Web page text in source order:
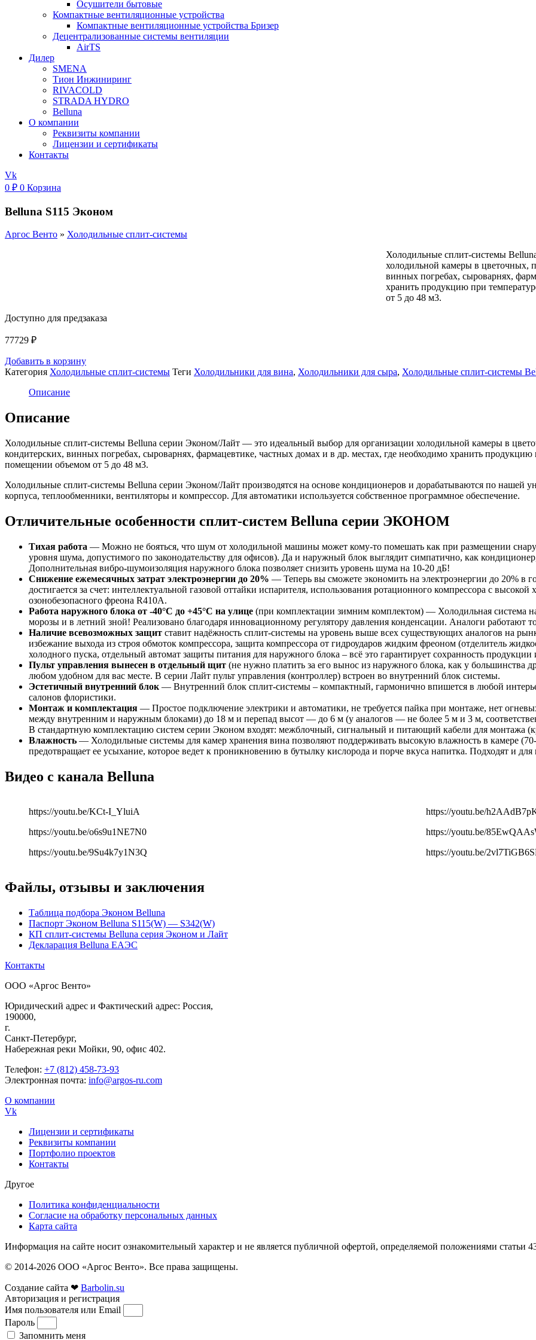
Осушители бытовые
Компактные вентиляционные устройства
Компактные вентиляционные устройства Бризер
Децентрализованные системы вентиляции
AirTS
Дилер
SMENA
Тион Инжиниринг
RIVACOLD
STRADA HYDRO
Belluna
О компании
Реквизиты компании
Лицензии и сертификаты
Контакты
Vk
0 ₽ 0 Корзина
Belluna S115 Эконом
Аргос Венто » Холодильные сплит-системы
Холодильные сплит-системы
холодильной камеры в цветочных,
винных погребах, сыроварнях,
хранить продукцию при
от 5 до 48 м3.
Доступно для предзаказа
77729 ₽
Добавить в корзину
Категория Холодильные сплит-системы Теги Холодильники для вина, Холодильники для сыра, Холодильные сплит-системы
Описание
Описание
Холодильные сплит-системы Belluna серии Эконом/Лайт — это идеальный выбор для организации холодильной камеры в
кондитерских, винных погребах, сыроварнях, фармацевтике, частных домах и в др. местах, где необходимо хранить
помещении объемом от 5 до 48 м3.
Холодильные сплит-системы Belluna серии Эконом/Лайт производятся на основе кондиционеров и дорабатываются по нашей
корпуса, теплообменники, вентиляторы и компрессор. Для автоматики используется собственное программное обеспечение.
Отличительные особенности сплит-систем Belluna серии ЭКОНОМ
Тихая работа — Можно не бояться, что шум от холодильной машины может кому-то помешать как при размещении
уровня шума, допустимого по законодательству для офисов). Да и наружный блок выглядит симпатично, как
Дополнительная вибро-шумоизоляция наружного блока позволяет снизить уровень шума на 10-20 дБ!
Снижение ежемесячных затрат электроэнергии до 20% — Теперь вы сможете экономить на электроэнергии до 20% в
достигается за счет: интеллектуальной газовой оттайки испарителя, использования ротационного компрессора с
озонобезопасного фреона R410A.
Работа наружного блока от -40°С до +45°С на улице (при комплектации зимним комплектом) — Холодильная система
морозы и в летний зной! Реализовано благодаря инновационному регулятору давления конденсации. Аналоги работают
Наличие всевозможных защит ставит надёжность сплит-системы на уровень выше всех существующих аналогов на
избежание выхода из строя обмоток компрессора, защита компрессора от гидроударов жидким фреоном (отделитель
холодного пуска, отдельный автомат защиты питания для наружного блока – всё это гарантирует сохранность продукции
Пульт управления вынесен в отдельный щит (не нужно платить за его вынос из наружного блока, как у
любом удобном для вас месте. В серии Лайт пульт управления (контроллер) встроен во внутренний блок системы.
Эстетичный внутренний блок — Внутренний блок сплит-системы – компактный, гармонично впишется в любой
салонов флористики.
Монтаж и комплектация — Простое подключение электрики и автоматики, не требуется пайка при монтаже, нет
между внутренним и наружным блоками) до 18 м и перепад высот — до 6 м (у аналогов — не более 5 м и 3 м,
В стандартную комплектацию систем серии Эконом входят: межблочный, сигнальный и питающий кабели для монтажа
Влажность — Холодильные системы для камер хранения вина позволяют поддерживать высокую влажность в камере
предотвращает ее усыхание, которое ведет к проникновению в бутылку кислорода и порче вкуса напитка. Подходят и для
Видео с канала Belluna
https://youtu.be/KCt-I_YluiA
https://youtu.be/o6s9u1NE7N0
https://youtu.be/9Su4k7y1N3Q
https://youtu.be/
https://youtu.be/
https://youtu.be/
Файлы, отзывы и заключения
Таблица подбора Эконом Belluna
Паспорт Эконом Belluna S115(W) — S342(W)
КП сплит-системы Belluna серия Эконом и Лайт
Декларация Belluna ЕАЭС
Контакты
ООО «Аргос Венто»
Юридический адрес и Фактический адрес: Россия,
190000,
г.
Санкт-Петербург,
Набережная реки Мойки, 90, офис 402.
Телефон: +7 (812) 458-73-93
Электронная почта: info@argos-ru.com
О компании
Vk
Лицензии и сертификаты
Реквизиты компании
Портфолио проектов
Контакты
Другое
Политика конфиденциальности
Согласие на обработку персональных данных
Карта сайта
Информация на сайте носит ознакомительный характер и не является публичной офертой, определяемой положениями статьи
© 2014-2026 ООО «Аргос Венто». Все права защищены.
Создание сайта ❤ Barbolin.su
Авторизация и регистрация
Имя пользователя или Email
Пароль
Запомнить меня